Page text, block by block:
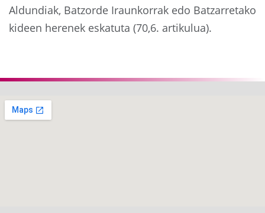
Aldundiak, Batzorde Iraunkorrak edo Batzarretako
kideen herenek eskatuta (70,6. artikulua).